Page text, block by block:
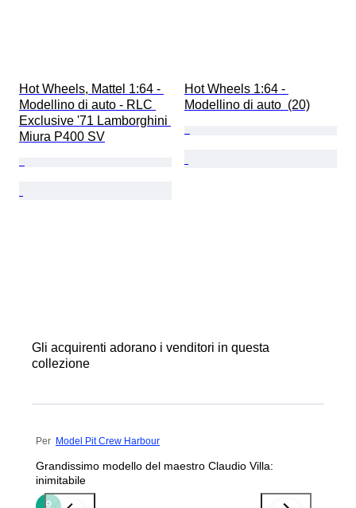
Hot Wheels, Mattel 1:64 -
Modellino di auto - RLC
Exclusive '71 Lamborghini
Miura P400 SV
Hot Wheels 1:64 -
Modellino di auto  (20)
Gli acquirenti adorano i venditori in questa
collezione
Per Model Pit Crew Harbour
Grandissimo modello del maestro Claudio Villa:
inimitabile